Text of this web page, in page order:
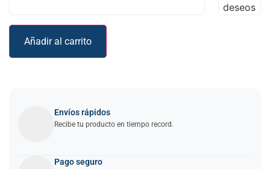
Añadir al carrito
deseos
Envíos rápidos
Recibe tu producto en tiempo record.
Pago seguro